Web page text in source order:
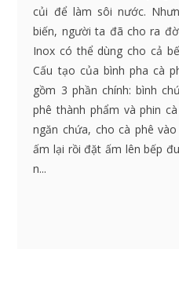
củi để làm sôi nước.
biến, người ta đã cho ra
Inox có thể dùng cho cả
Cấu tạo của bình pha cà
gồm 3 phần chính: bình
phê thành phẩm và phin
ngăn chứa, cho cà phê
ấm lại rồi đặt ấm lên bếp
n...